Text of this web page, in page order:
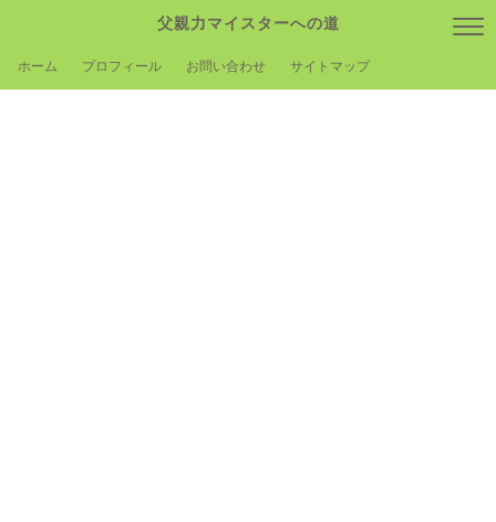
父親力マイスターへの道
ホーム プロフィール お問い合わせ サイトマップ